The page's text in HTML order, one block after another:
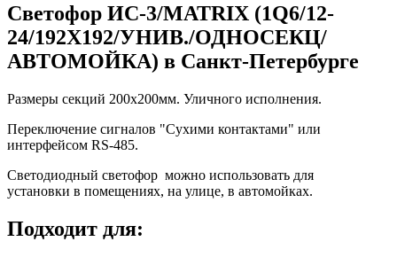
Светофор ИС-3/MATRIX (1Q6/12-
24/192Х192/УНИВ./ОДНОСЕКЦ/
АВТОМОЙКА) в Санкт-Петербурге
Размеры секций 200x200мм. Уличного исполнения.
Переключение сигналов "Сухими контактами" или
интерфейсом RS-485.
Светодиодный светофор можно использовать для
установки в помещениях, на улице, в автомойках.
Подходит для: